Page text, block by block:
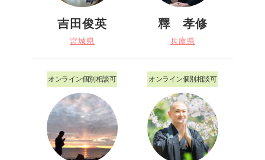
吉田俊英
宮城県
釋 孝修
兵庫県
オンライン個別相談可 オンライン個別相談可